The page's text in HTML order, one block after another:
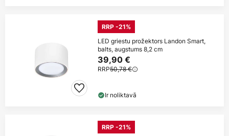
RRP -21%
LED griestu prožektors Landon Smart,
balts, augstums 8,2 cm
39,90 €
RRP50,78 €
Ir noliktavā
RRP -21%